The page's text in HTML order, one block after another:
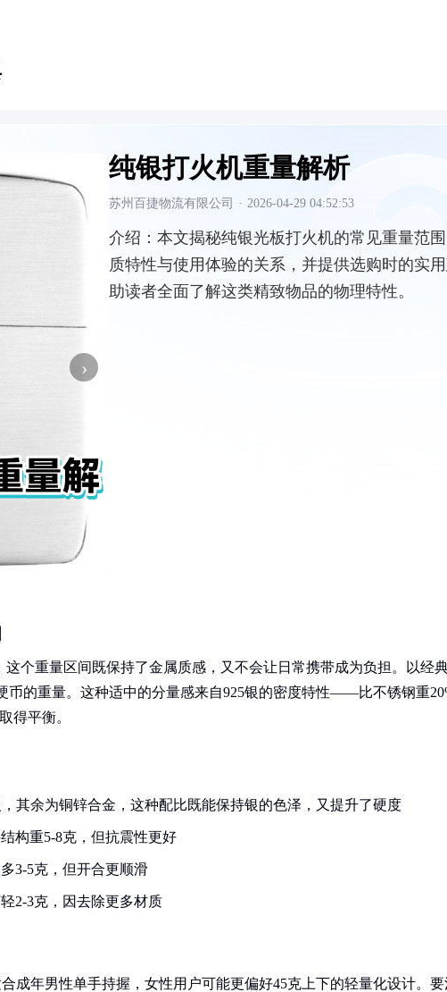
›
纯银打火机重量解析
苏州百捷物流有限公司 · 2026-04-29 04:52:53
介绍： 本文揭秘纯银光板打火机的常见重量范
质特性与使用体验的关系，并提供选购时的实
助读者全面了解这类精致物品的物理特性。
个重量区间既保持了金属质感，又不会让日常携带成为负担。以经典
币的重量。这种适中的分量感来自925银的密度特性——比不锈钢重
得平衡。
，其余为铜锌合金，这种配比既能保持银的色泽，又提升了硬度
构重5-8克，但抗震性更好
3-5克，但开合更顺滑
2-3克，因去除更多材质
成年男性单手持握，女性用户可能更偏好45克上下的轻量化设计。要